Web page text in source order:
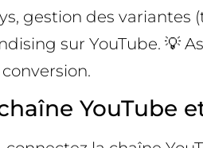
gestion des
sur YouTube. 💡
YouTube